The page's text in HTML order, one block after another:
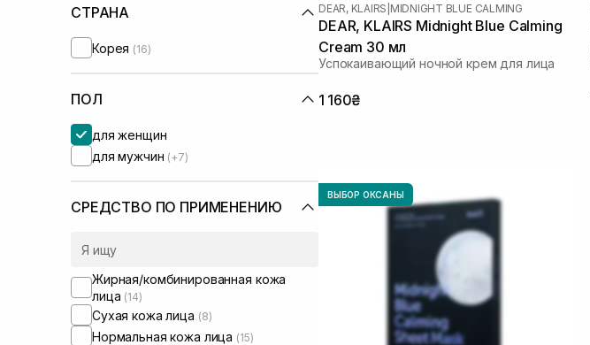
СТРАНА
Корея (16)
ПОЛ
для женщин
для мужчин (+7)
СРЕДСТВО ПО ПРИМЕНЕНИЮ
Жирная/комбинированная кожа
лица (14)
Сухая кожа лица (8)
Нормальная кожа лица (15)
DEAR, KLAIRS MIDNIGHT BLUE CALMING
DEAR, KLAIRS Midnight Blue Calming
Cream 30 мл
Успокаивающий ночной крем для лица
1 160₴
ВЫБОР ОКСАНЫ